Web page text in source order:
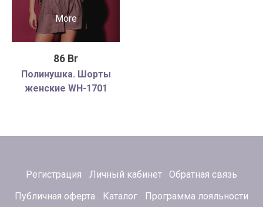
More
86 Br
Полинушка. Шорты
женские WH-1701
Регистрация Личный кабинет
Обратная связь
Публичная оферта
Каталог
Программа лояльности